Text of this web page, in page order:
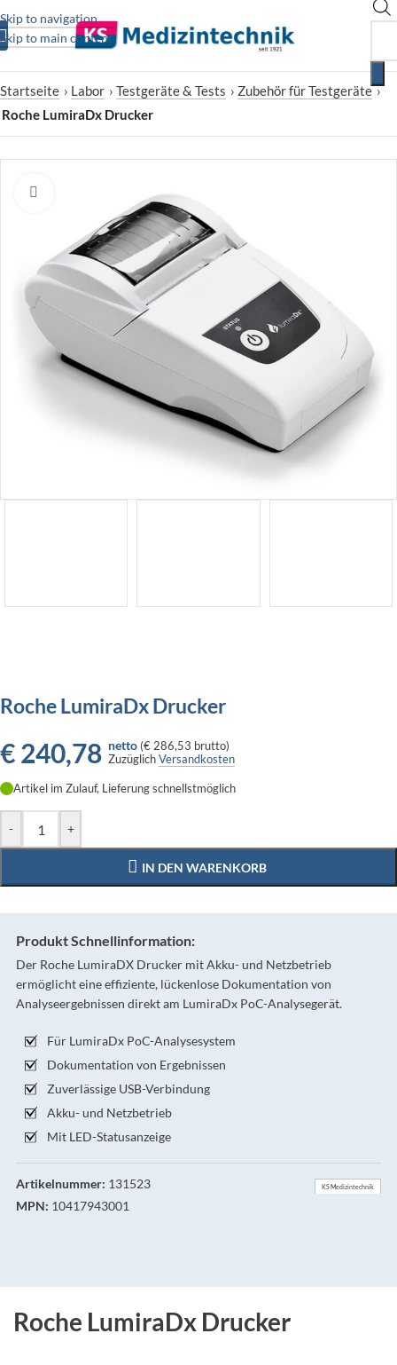
Skip to navigation
Skip to main content
Startseite › Labor › Testgeräte & Tests › Zubehör für Testgeräte ›
Roche LumiraDx Drucker
Zum Vergrößern klicken
Roche LumiraDx Drucker
€240,78 netto (€ 286,53 brutto)
ZuzüglichVersandkosten
Artikel im Zulauf, Lieferung schnellstmöglich
- +
IN DEN WARENKORB
Produkt Schnellinformation:
Der Roche LumiraDX Drucker mit Akku- und Netzbetrieb
ermöglicht eine effiziente, lückenlose Dokumentation von
Analyseergebnissen direkt am LumiraDx PoC-Analysegerät.
Für LumiraDx PoC-Analysesystem
Dokumentation von Ergebnissen
Zuverlässige USB-Verbindung
Akku- und Netzbetrieb
Mit LED-Statusanzeige
Artikelnummer: 131523
MPN: 10417943001
KS Medizintechnik
Roche LumiraDx Drucker